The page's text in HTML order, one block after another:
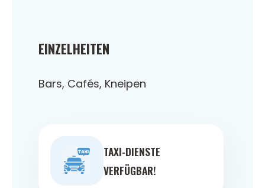
EINZELHEITEN
Bars, Cafés, Kneipen
TAXI-DIENSTE
VERFÜGBAR!